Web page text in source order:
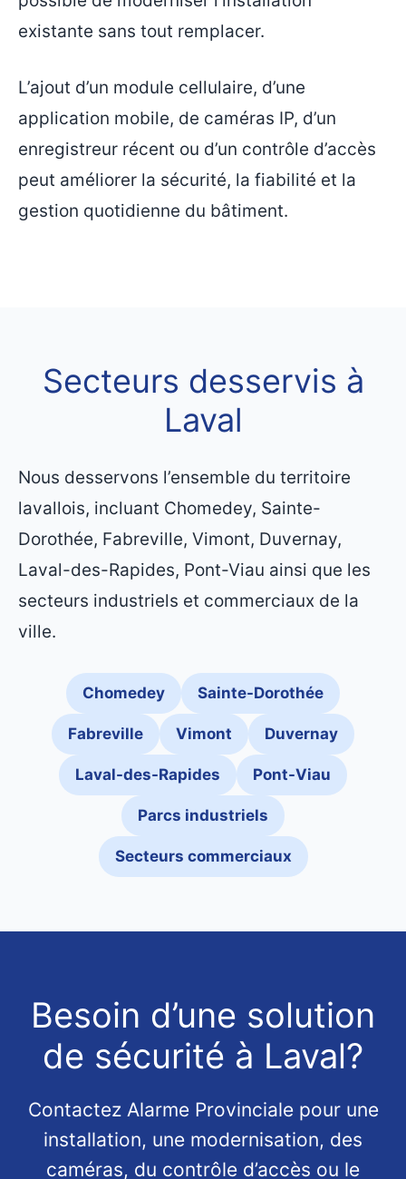
existante sans tout remplacer.
L’ajout d’un module cellulaire, d’une
application mobile, de caméras IP, d’un
enregistreur récent ou d’un contrôle d’accès
peut améliorer la sécurité, la fiabilité et la
gestion quotidienne du bâtiment.
Secteurs desservis à
Laval
Nous desservons l’ensemble du territoire
lavallois, incluant Chomedey, Sainte-
Dorothée, Fabreville, Vimont, Duvernay,
Laval-des-Rapides, Pont-Viau ainsi que les
secteurs industriels et commerciaux de la
ville.
Chomedey Sainte-Dorothée
Fabreville Vimont Duvernay
Laval-des-Rapides Pont-Viau
Parcs industriels
Secteurs commerciaux
Besoin d’une solution
de sécurité à Laval?
Contactez Alarme Provinciale pour une
installation, une modernisation, des
caméras, du contrôle d’accès ou le